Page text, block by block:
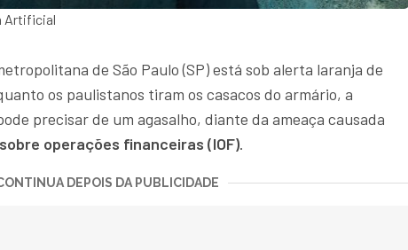
Artificial
de São Paulo (SP) está sob alerta laranja de
os paulistanos tiram os casacos do armário, a
precisar de um agasalho, diante da ameaça causada
operações financeiras (IOF).
DEPOIS DA PUBLICIDADE